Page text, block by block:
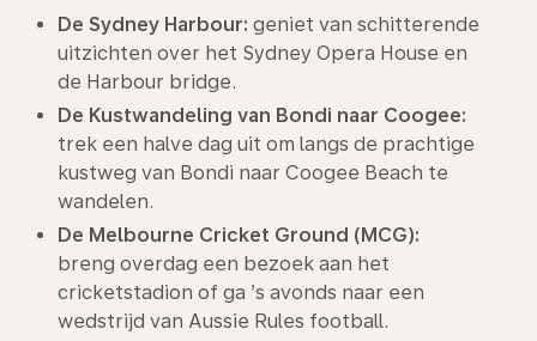
De Sydney Harbour: geniet van schitterende
uitzichten over het Sydney Opera House en
de Harbour bridge.
De Kustwandeling van Bondi naar Coogee:
trek een halve dag uit om langs de prachtige
kustweg van Bondi naar Coogee Beach te
wandelen.
De Melbourne Cricket Ground (MCG):
breng overdag een bezoek aan het
cricketstadion of ga ’s avonds naar een
wedstrijd van Aussie Rules football.